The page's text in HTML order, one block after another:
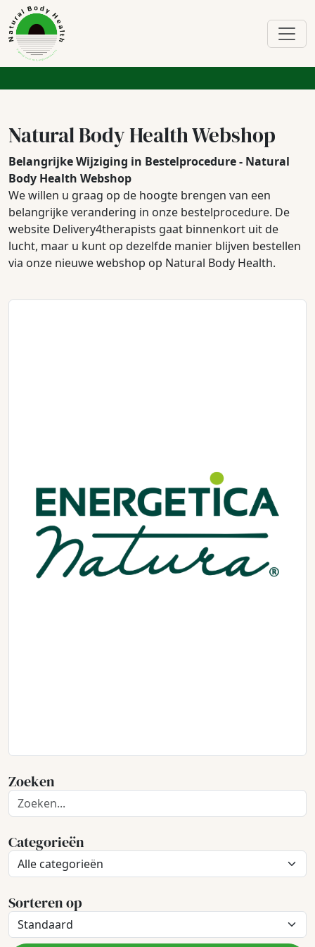
Natural Body Health Webshop
Belangrijke Wijziging in Bestelprocedure - Natural
Body Health Webshop
We willen u graag op de hoogte brengen van een
belangrijke verandering in onze bestelprocedure. De
website Delivery4therapists gaat binnenkort uit de
lucht, maar u kunt op dezelfde manier blijven bestellen
via onze nieuwe webshop op Natural Body Health.
Zoeken
Categorieën
Sorteren op